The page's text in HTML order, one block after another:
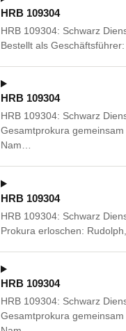
HRB 109304
HRB 109304: Schwarz
Bestellt als
HRB 109304
HRB 109304: Schwarz
Gesamtprokura
Nam…
HRB 109304
HRB 109304: Schwarz
Prokura erloschen:
HRB 109304
HRB 109304: Schwarz
Gesamtprokura